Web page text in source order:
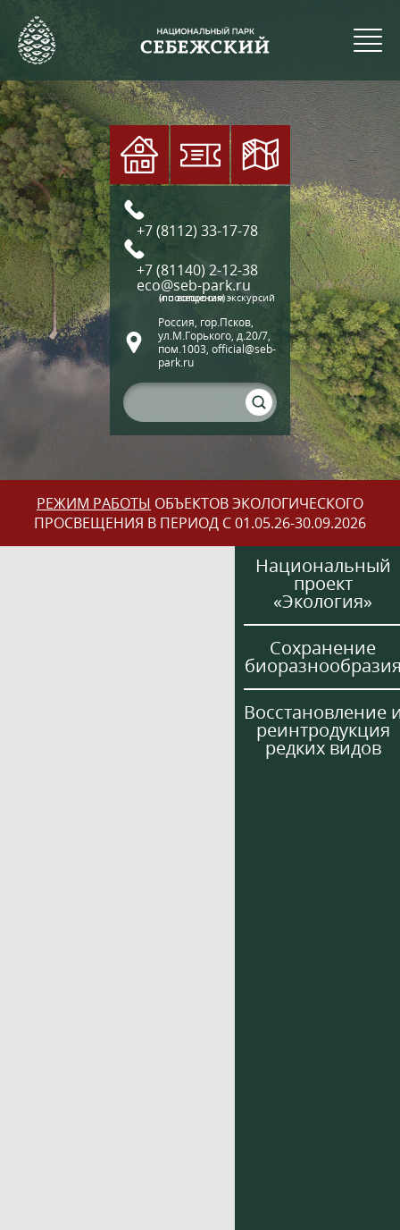
+7 (8112) 33-17-78
+7 (81140) 2-12-38
eco@seb-park.ru
(по вопросам экскурсий и посещения)
Россия, гор.Псков,
ул.М.Горького, д.20/7,
пом.1003, official@seb-
park.ru
РЕЖИМ РАБОТЫ ОБЪЕКТОВ ЭКОЛОГИЧЕСКОГО
ПРОСВЕЩЕНИЯ В ПЕРИОД С 01.05.26-30.09.2026
Национальный
проект
«Экология»
Сохранение
Восстановление
реинтродукция
редких видов